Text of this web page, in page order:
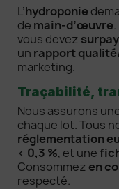
L’hydroponie
de main-d’œuvre
vous devez
un rapport
marketing.
Traçabilité,
Nous assurons
chaque lot. Tous
réglementation
< 0,3 %, et une
Consommez en
respecté.